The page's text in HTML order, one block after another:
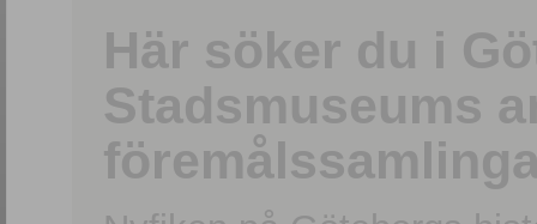
Här söker du i
Stadsmuseums